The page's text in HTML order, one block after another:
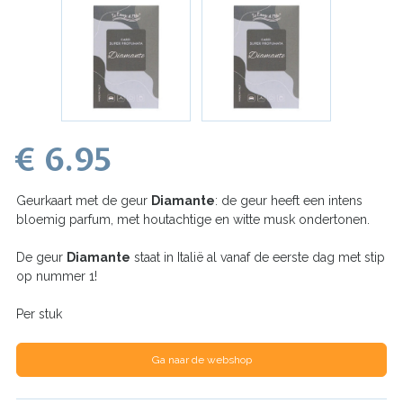
€ 6.95
Geurkaart met de geur Diamante: de geur heeft een intens
bloemig parfum, met houtachtige en witte musk ondertonen.
De geur Diamante staat in Italië al vanaf de eerste dag met stip
op nummer 1!
Per stuk
Ga naar de webshop